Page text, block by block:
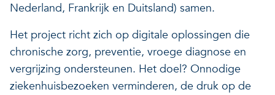
Nederland, Frankrijk en Duitsland) samen.
Het project richt zich op digitale oplossingen die
chronische zorg, preventie, vroege diagnose en
vergrijzing ondersteunen. Het doel? Onnodige
ziekenhuisbezoeken verminderen, de druk op de